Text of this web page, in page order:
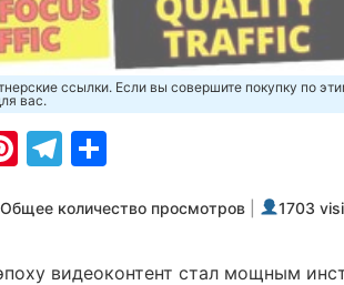
ссылки. Если вы совершите покупку по
вас.
Pinterest
Telegram
количество просмотров 1703
видеоконтент стал мощным